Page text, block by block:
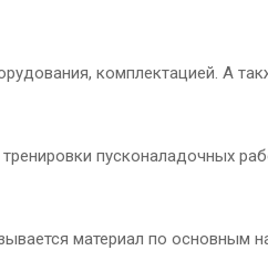
комплектацией. А
пусконаладочных
материал по основным